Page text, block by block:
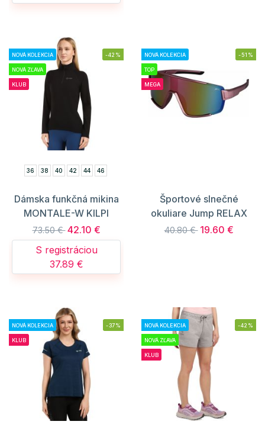
NOVÁ KOLEKCIA
NOVÁ ZĽAVA
KLUB
-42%
36 38 40 42 44 46
Dámska funkčná mikina
MONTALE-W KILPI
73.50 € 42.10 €
S registráciou
37.89 €
NOVÁ KOLEKCIA
TOP
MEGA
-51%
Športové slnečné
okuliare Jump RELAX
40.80 € 19.60 €
NOVÁ KOLEKCIA
KLUB
-37% NOVÁ KOLEKCIA
NOVÁ ZĽAVA
KLUB
-42%